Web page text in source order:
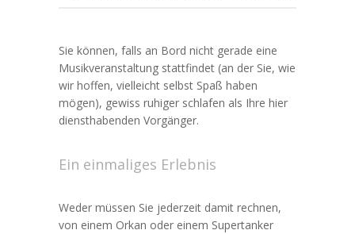
Sie können, falls an Bord nicht gerade eine
Musikveranstaltung stattfindet (an der Sie, wie
wir hoffen, vielleicht selbst Spaß haben
mögen), gewiss ruhiger schlafen als Ihre hier
diensthabenden Vorgänger.
Ein einmaliges Erlebnis
Weder müssen Sie jederzeit damit rechnen,
von einem Orkan oder einem Supertanker